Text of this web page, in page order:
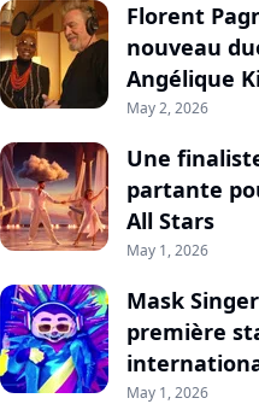
Florent
nouveau
Angélique
May 2, 2026
Une
partante
All Stars
May 1, 2026
Mask
première
May 1, 2026